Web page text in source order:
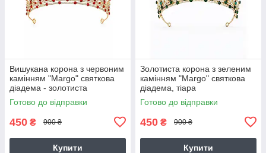
Вишукана корона з червоним
камінням "Margo" святкова
діадема - золотиста
Готово до відправки
450 ₴ 900 ₴
Купити
Золотиста корона з зеленим
камінням "Margo" святкова
діадема, тіара
Готово до відправки
450 ₴ 900 ₴
Купити